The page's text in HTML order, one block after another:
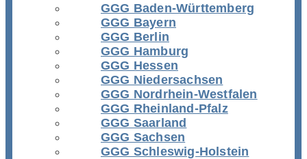
GGG Baden-Württemberg
GGG Bayern
GGG Berlin
GGG Hamburg
GGG Hessen
GGG Niedersachsen
GGG Nordrhein-Westfalen
GGG Rheinland-Pfalz
GGG Saarland
GGG Sachsen
GGG Schleswig-Holstein